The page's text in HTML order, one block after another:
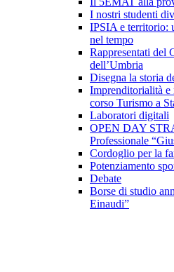
I nostri studenti
IPSIA e territorio:
nel tempo
Rappresentati del
dell’Umbria
Disegna la storia
Imprenditorialità
corso Turismo a
Laboratori digitali
OPEN DAY
Professionale
Cordoglio per la
Potenziamento
Debate
Borse di studio
Einaudi”